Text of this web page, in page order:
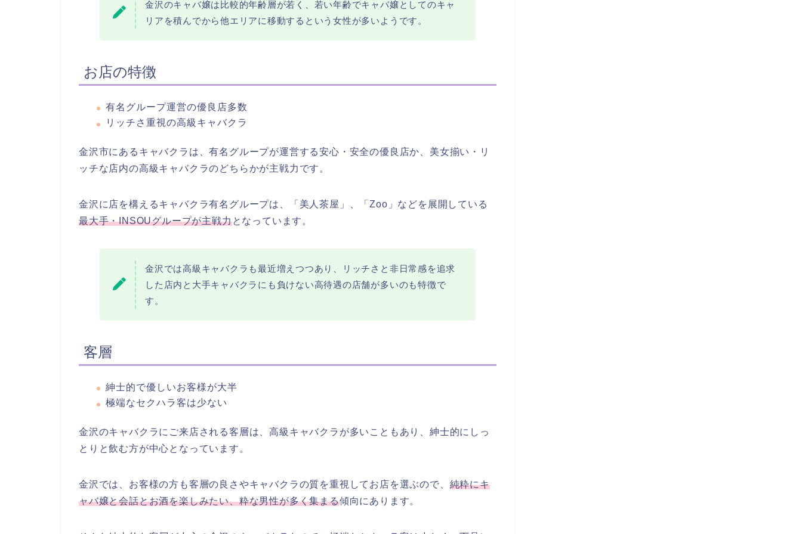
金沢のキャバ嬢は比較的年齢層が若く、若い年齢でキャバ嬢としてのキャ
リアを積んでから他エリアに移動するという女性が多いようです。
お店の特徴
有名グループ運営の優良店多数
リッチさ重視の高級キャバクラ
金沢市にあるキャバクラは、有名グループが運営する安心・安全の優良店か、美女揃い・リ
ッチな店内の高級キャバクラのどちらかが主戦力です。
金沢に店を構えるキャバクラ有名グループは、「美人茶屋」、「Zoo」などを展開している
最大手・INSOUグループが主戦力となっています。
金沢では高級キャバクラも最近増えつつあり、リッチさと非日常感を追求
した店内と大手キャバクラにも負けない高待遇の店舗が多いのも特徴で
す。
客層
紳士的で優しいお客様が大半
極端なセクハラ客は少ない
金沢のキャバクラにご来店される客層は、高級キャバクラが多いこともあり、紳士的にしっ
とりと飲む方が中心となっています。
金沢では、お客様の方も客層の良さやキャバクラの質を重視してお店を選ぶので、 純粋にキ
ャバ嬢と会話とお酒を楽しみたい、粋な男性が多く集まる傾向にあります。